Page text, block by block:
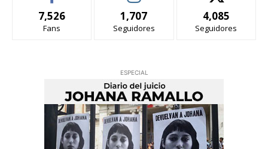
7,526
Fans
1,707
Seguidores
4,085
Seguidores
ESPECIAL